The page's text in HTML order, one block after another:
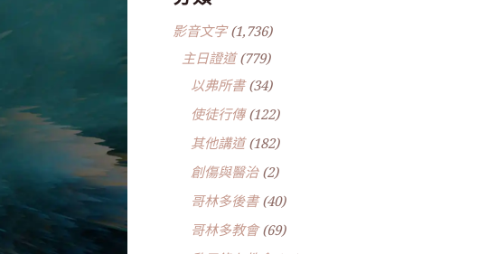
影音文字(1,736)
主日證道(779)
以弗所書(34)
使徒行傳(122)
其他講道(182)
創傷與醫治(2)
哥林多後書(40)
哥林多教會(69)